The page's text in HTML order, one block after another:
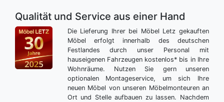
Qualität und Service aus einer Hand
Die Lieferung Ihrer bei Möbel Letz gekauften
Möbel erfolgt innerhalb des deutschen
Festlandes durch unser Personal mit
hauseigenen Fahrzeugen kostenlos* bis in Ihre
Wohnräume. Nutzen Sie gern unseren
optionalen Montageservice, um sich Ihre
neuen Möbel von unseren Möbelmonteuren an
Ort und Stelle aufbauen zu lassen. Nachdem